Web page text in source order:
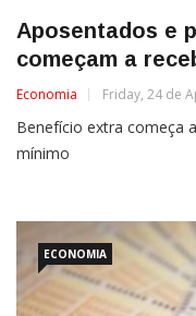
Aposentados e
começam a
Economia Friday, 24 de
Benefício extra começa
mínimo
ECONOMIA